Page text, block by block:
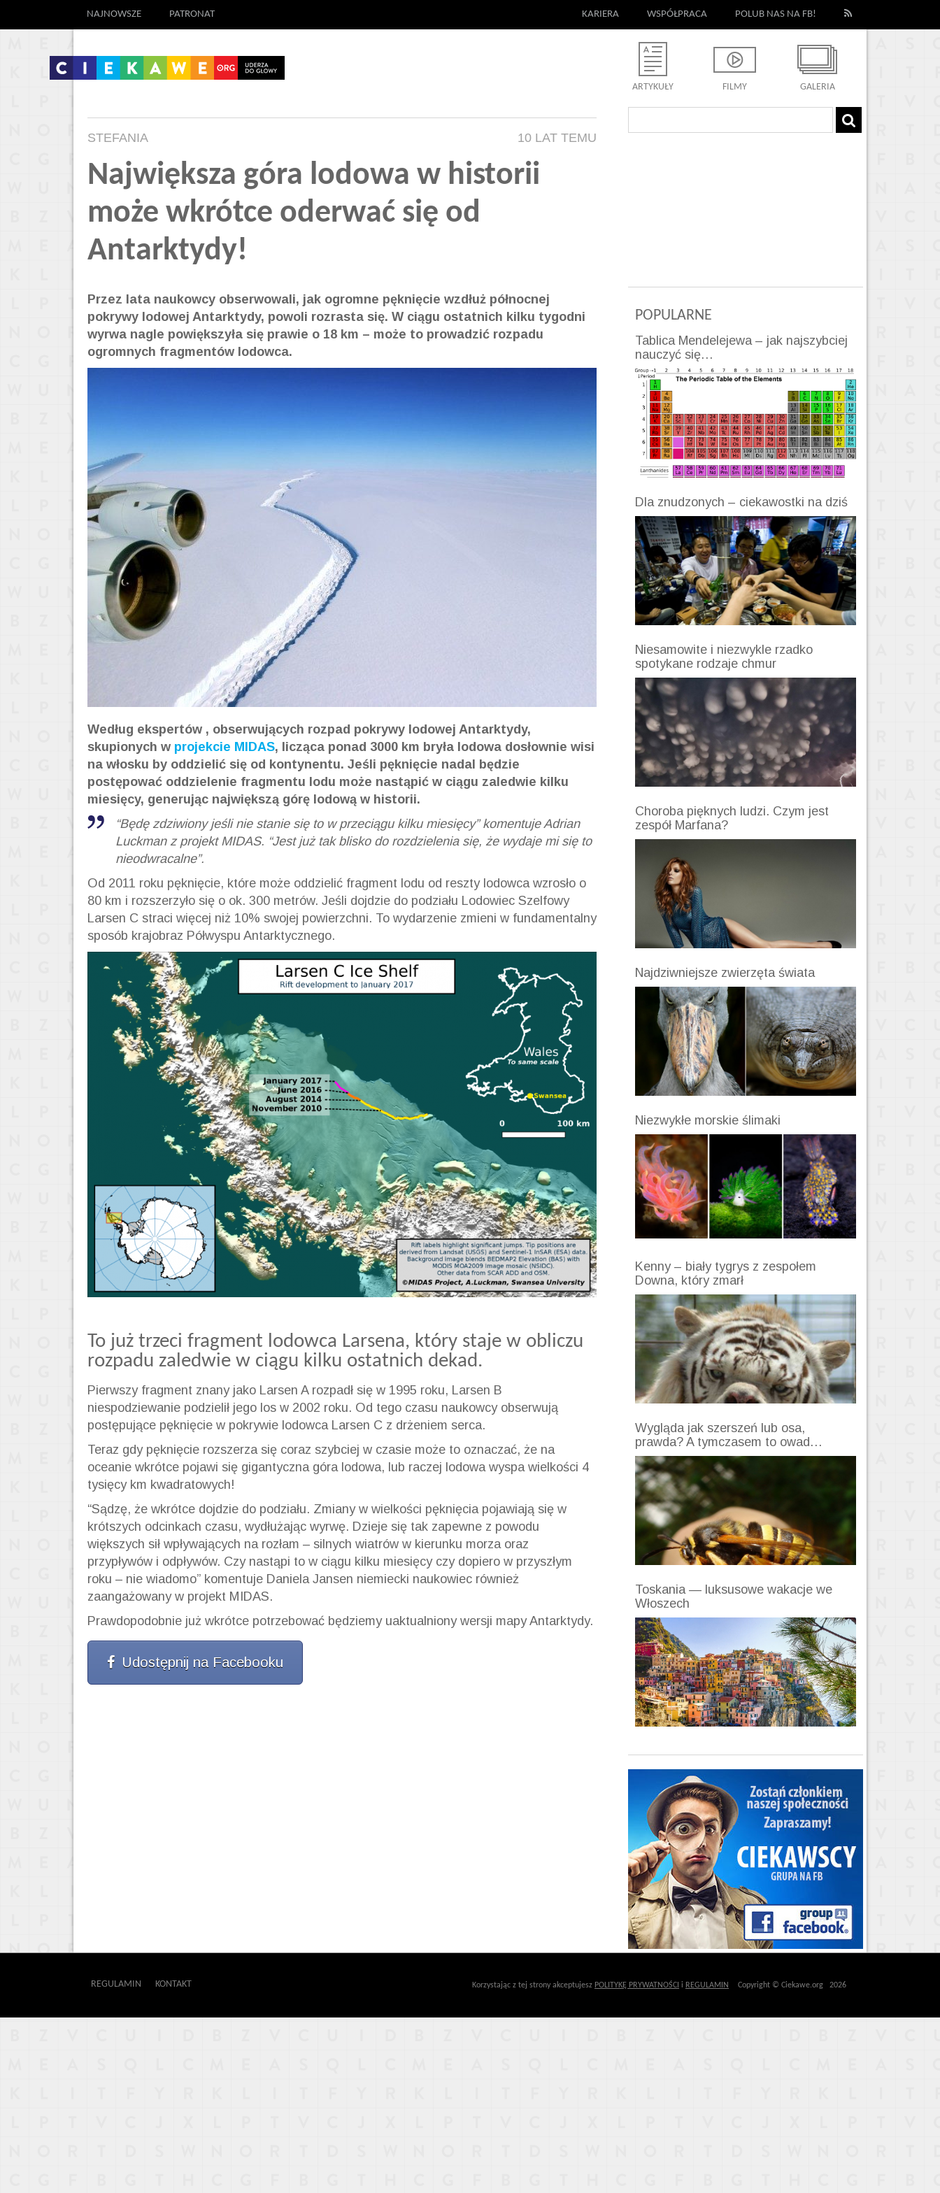
NAJNOWSZE PATRONAT KARIERA WSPÓŁPRACA POLUB NAS NA FB!
ARTYKUŁY FILMY GALERIA
STEFANIA 10 LAT TEMU
Największa góra lodowa w historii
może wkrótce oderwać się od
Antarktydy!
Przez lata naukowcy obserwowali, jak ogromne pęknięcie wzdłuż północnej
pokrywy lodowej Antarktydy, powoli rozrasta się. W ciągu ostatnich kilku tygodni
wyrwa nagle powiększyła się prawie o 18 km – może to prowadzić rozpadu
ogromnych fragmentów lodowca.
Według ekspertów , obserwujących rozpad pokrywy lodowej Antarktydy,
skupionych w projekcie MIDAS, licząca ponad 3000 km bryła lodowa dosłownie wisi
na włosku by oddzielić się od kontynentu. Jeśli pęknięcie nadal będzie
postępować oddzielenie fragmentu lodu może nastąpić w ciągu zaledwie kilku
miesięcy, generując największą górę lodową w historii.
“Będę zdziwiony jeśli nie stanie się to w przeciągu kilku miesięcy” komentuje Adrian
Luckman z projekt MIDAS. “Jest już tak blisko do rozdzielenia się, że wydaje mi się to
nieodwracalne”.
Od 2011 roku pęknięcie, które może oddzielić fragment lodu od reszty lodowca wzrosło o
80 km i rozszerzyło się o ok. 300 metrów. Jeśli dojdzie do podziału Lodowiec Szelfowy
Larsen C straci więcej niż 10% swojej powierzchni. To wydarzenie zmieni w fundamentalny
sposób krajobraz Półwyspu Antarktycznego.
To już trzeci fragment lodowca Larsena, który staje w obliczu
rozpadu zaledwie w ciągu kilku ostatnich dekad.
Pierwszy fragment znany jako Larsen A rozpadł się w 1995 roku, Larsen B
niespodziewanie podzielił jego los w 2002 roku. Od tego czasu naukowcy obserwują
postępujące pęknięcie w pokrywie lodowca Larsen C z drżeniem serca.
Teraz gdy pęknięcie rozszerza się coraz szybciej w czasie może to oznaczać, że na
oceanie wkrótce pojawi się gigantyczna góra lodowa, lub raczej lodowa wyspa wielkości 4
tysięcy km kwadratowych!
“Sądzę, że wkrótce dojdzie do podziału. Zmiany w wielkości pęknięcia pojawiają się w
krótszych odcinkach czasu, wydłużając wyrwę. Dzieje się tak zapewne z powodu
większych sił wpływających na rozłam – silnych wiatrów w kierunku morza oraz
przypływów i odpływów. Czy nastąpi to w ciągu kilku miesięcy czy dopiero w przyszłym
roku – nie wiadomo” komentuje Daniela Jansen niemiecki naukowiec również
zaangażowany w projekt MIDAS.
Prawdopodobnie już wkrótce potrzebować będziemy uaktualniony wersji mapy Antarktydy.
Udostępnij na Facebooku
POPULARNE
Tablica Mendelejewa – jak najszybciej
nauczyć się…
Dla znudzonych – ciekawostki na dziś
Niesamowite i niezwykle rzadko
spotykane rodzaje chmur
Choroba pięknych ludzi. Czym jest
zespół Marfana?
Najdziwniejsze zwierzęta świata
Niezwykłe morskie ślimaki
Kenny – biały tygrys z zespołem
Downa, który zmarł
Wygląda jak szerszeń lub osa,
prawda? A tymczasem to owad…
Toskania — luksusowe wakacje we
Włoszech
REGULAMIN KONTAKT Korzystając z tej strony akceptujesz POLITYKĘ PRYWATNOŚCI i REGULAMIN Copyright © Ciekawe.org 2026